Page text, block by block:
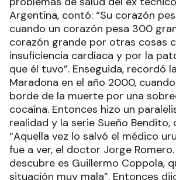
Argentina, contó: “Su corazón
cuando un corazón pesa 300
corazón grande por otras cosas
insuficiencia cardíaca y por la
que él tuvo”. Enseguida, recordó
Maradona en el año 2000,
borde de la muerte por una
cocaína. Entonces hizo un
realidad y la serie Sueño Bendito,
“Aquella vez lo salvó el médico
fue a ver, el doctor Jorge Romero.
descubre es Guillermo Coppola,
situación muy mala”. Entonces